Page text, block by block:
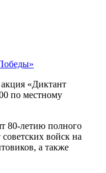
«Диктант
по местному
80-летию полного
войск на
а также